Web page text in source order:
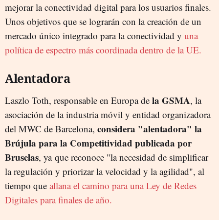
mejorar la conectividad digital para los usuarios finales.
Unos objetivos que se lograrán con la creación de un
mercado único integrado para la conectividad y una
política de espectro más coordinada dentro de la UE.
Alentadora
Laszlo Toth, responsable en Europa de la GSMA, la
asociación de la industria móvil y entidad organizadora
del MWC de Barcelona, considera "alentadora" la
Brújula para la Competitividad publicada por
Bruselas, ya que reconoce "la necesidad de simplificar
la regulación y priorizar la velocidad y la agilidad", al
tiempo que allana el camino para una Ley de Redes
Digitales para finales de año.